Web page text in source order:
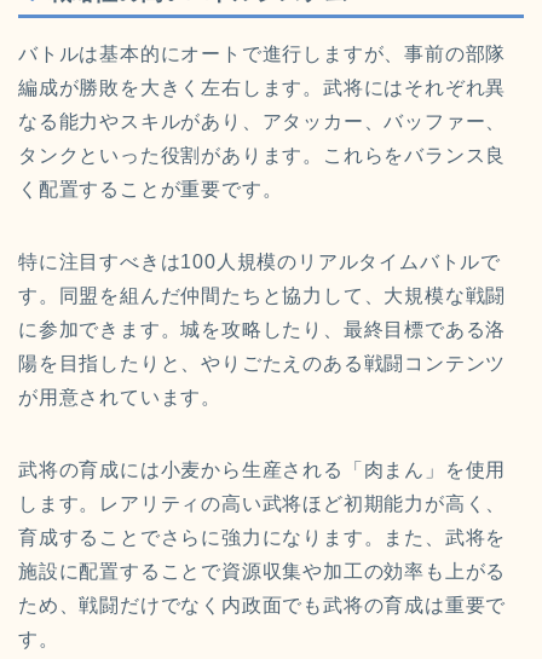
バトルは基本的にオートで進行しますが、事前の部隊
編成が勝敗を大きく左右します。武将にはそれぞれ異
なる能力やスキルがあり、アタッカー、バッファー、
タンクといった役割があります。これらをバランス良
く配置することが重要です。
特に注目すべきは100人規模のリアルタイムバトルで
す。同盟を組んだ仲間たちと協力して、大規模な戦闘
に参加できます。城を攻略したり、最終目標である洛
陽を目指したりと、やりごたえのある戦闘コンテンツ
が用意されています。
武将の育成には小麦から生産される「肉まん」を使用
します。レアリティの高い武将ほど初期能力が高く、
育成することでさらに強力になります。また、武将を
施設に配置することで資源収集や加工の効率も上がる
ため、戦闘だけでなく内政面でも武将の育成は重要で
す。